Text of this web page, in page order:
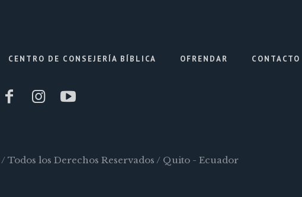
CENTRO DE CONSEJERÍA BÍBLICA OFRENDAR CONTACTO
Todos los Derechos Reservados / Quito - Ecuador